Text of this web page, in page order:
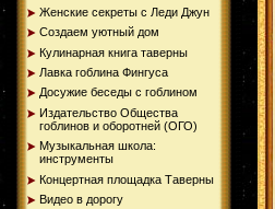
Женские секреты с Леди Джун
Создаем уютный дом
Кулинарная книга таверны
Лавка гоблина Фингуса
Досужие беседы с гоблином
Издательство Общества
гоблинов и оборотней (ОГО)
Музыкальная школа:
инструменты
Концертная площадка Таверны
Видео в дорогу